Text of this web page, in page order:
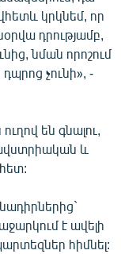
կրկնեմ, որ
դրությամբ,
նման որոշում
չունի», -
են գնալու,
և
է ավելի
հիմնել: